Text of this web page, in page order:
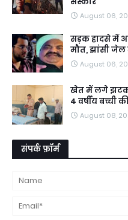
August 06,
सड़क हादसे में
मौत, झांसी जेल
August 06,
खेत में लगे
4 वर्षीय बच्ची
August 08,
संपर्क फ़ॉर्म